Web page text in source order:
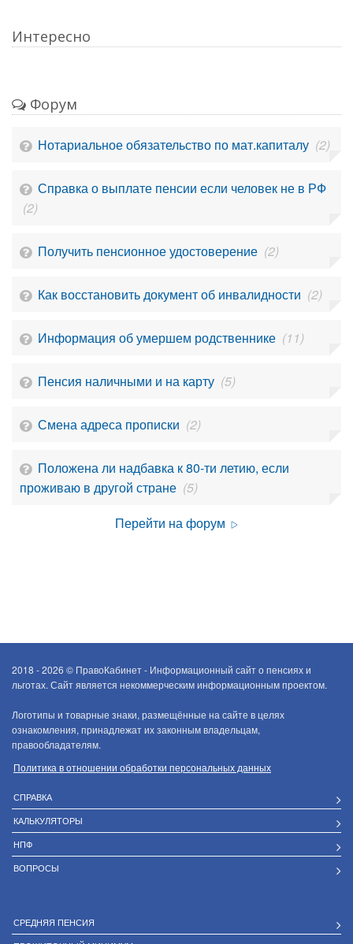
Интересно
Форум
Нотариальное обязательство по мат.капиталу (2)
Справка о выплате пенсии если человек не в РФ
(2)
Получить пенсионное удостоверение (2)
Как восстановить документ об инвалидности (2)
Информация об умершем родственнике (11)
Пенсия наличными и на карту (5)
Смена адреса прописки (2)
Положена ли надбавка к 80-ти летию, если
проживаю в другой стране (5)
Перейти на форум
2018 - 2026 © ПравоКабинет - Информационный сайт о пенсиях и
льготах. Сайт является некоммерческим информационным проектом.
Логотипы и товарные знаки, размещённые на сайте в целях
ознакомления, принадлежат их законным владельцам,
правообладателям.
Политика в отношении обработки персональных данных
СПРАВКА
КАЛЬКУЛЯТОРЫ
НПФ
ВОПРОСЫ
СРЕДНЯЯ ПЕНСИЯ